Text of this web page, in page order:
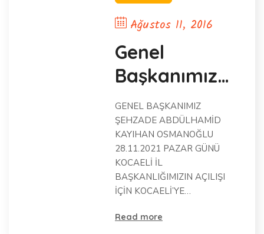
Ağustos 11, 2016
Genel
Başkanımız
Kocaeli’de
GENEL BAŞKANIMIZ
ŞEHZADE ABDÜLHAMİD
KAYIHAN OSMANOĞLU
28.11.2021 PAZAR GÜNÜ
KOCAELİ İL
BAŞKANLIĞIMIZIN AÇILIŞI
İÇİN KOCAELİ’YE…
Read more